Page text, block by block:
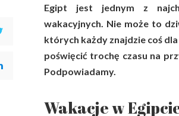
Egipt jest jednym z
wakacyjnych. Nie może to
których każdy znajdzie coś
poświęcić trochę czasu na
Podpowiadamy.
Wakacje w